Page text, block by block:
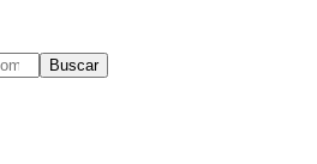
Buscar